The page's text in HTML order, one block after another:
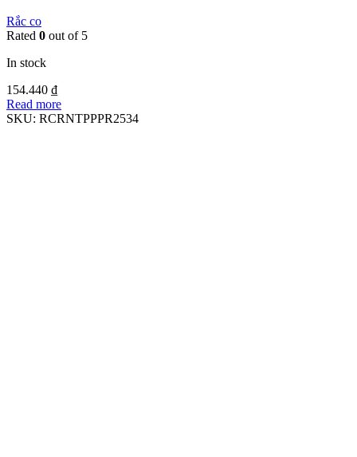
Rắc co
Rated 0 out of 5
In stock
154.440 ₫
Read more
SKU: RCRNTPPPR2534